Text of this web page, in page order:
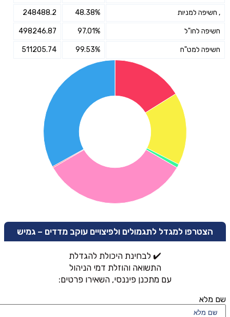
, חשיפה למניות 48.38%
248488.2
חשיפה לחו"ל 97.01%
498246.87
חשיפה למט"ח 99.53%
511205.74
הצטרפו למגדל לתגמולים ולפיצויים עוקב מדדים – גמיש
✔️ לבחינת היכולת להגדלת
התשואה והוזלת דמי הניהול
עם מתכנן פיננסי, השאירו פרטים:
שם מלא